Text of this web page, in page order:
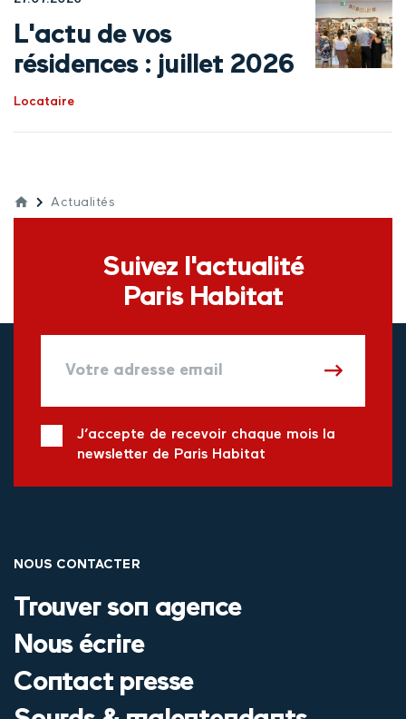
L'actu de vos
résidences : juillet 2026
Locataire
Actualités
Suivez l'actualité
Paris Habitat
J’accepte de recevoir chaque mois la
newsletter de Paris Habitat
NOUS CONTACTER
Trouver son agence
Nous écrire
Contact presse